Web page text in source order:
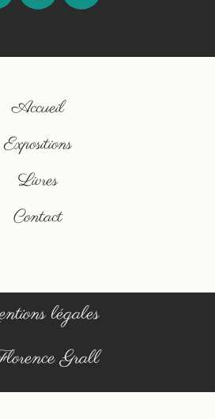
Accueil
Expositions
Livres
Contact
légales
Grall